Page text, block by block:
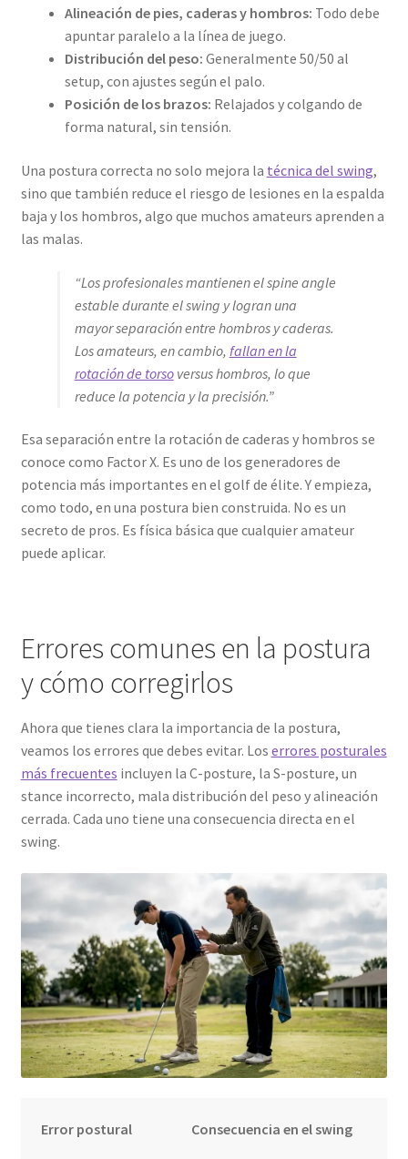
Alineación de pies, caderas y hombros: Todo debe
apuntar paralelo a la línea de juego.
Distribución del peso: Generalmente 50/50 al
setup, con ajustes según el palo.
Posición de los brazos: Relajados y colgando de
forma natural, sin tensión.
Una postura correcta no solo mejora la técnica del swing,
sino que también reduce el riesgo de lesiones en la espalda
baja y los hombros, algo que muchos amateurs aprenden a
las malas.
“Los profesionales mantienen el spine angle
estable durante el swing y logran una
mayor separación entre hombros y caderas.
Los amateurs, en cambio, fallan en la
rotación de torsoversus hombros, lo que
reduce la potencia y la precisión.”
Esa separación entre la rotación de caderas y hombros se
conoce como Factor X. Es uno de los generadores de
potencia más importantes en el golf de élite. Y empieza,
como todo, en una postura bien construida. No es un
secreto de pros. Es física básica que cualquier amateur
puede aplicar.
Errores comunes en la postura
y cómo corregirlos
Ahora que tienes clara la importancia de la postura,
veamos los errores que debes evitar. Los errores posturales
más frecuentes incluyen la C-posture, la S-posture, un
stance incorrecto, mala distribución del peso y alineación
cerrada. Cada uno tiene una consecuencia directa en el
swing.
Error postural Consecuencia en el swing